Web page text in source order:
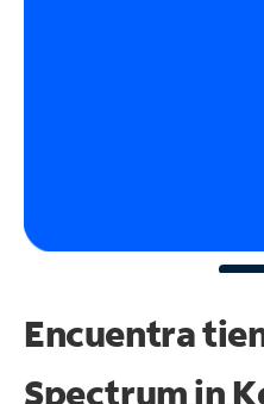
Encuentra
Spectrumin